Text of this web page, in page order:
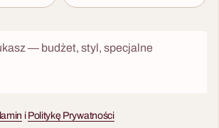
i Politykę Prywatności